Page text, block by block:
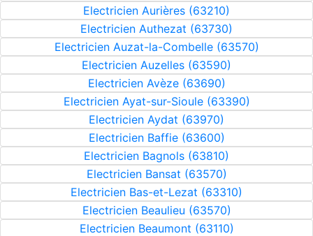
Electricien Aurières (63210)
Electricien Authezat (63730)
Electricien Auzat-la-Combelle (63570)
Electricien Auzelles (63590)
Electricien Avèze (63690)
Electricien Ayat-sur-Sioule (63390)
Electricien Aydat (63970)
Electricien Baffie (63600)
Electricien Bagnols (63810)
Electricien Bansat (63570)
Electricien Bas-et-Lezat (63310)
Electricien Beaulieu (63570)
Electricien Beaumont (63110)